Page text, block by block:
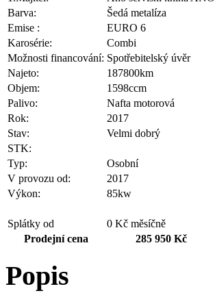
Barva:
Šedá metalíza
Emise :
EURO 6
Karosérie:
Combi
Možnosti financování: Spotřebitelský úvěr
Najeto:
187800km
Objem:
1598ccm
Palivo:
Nafta motorová
Rok:
2017
Stav:
Velmi dobrý
STK:
Typ:
Osobní
V provozu od:
2017
Výkon:
85kw
Splátky od
0 Kč měsíčně
Prodejní cena
285 950 Kč
Popis